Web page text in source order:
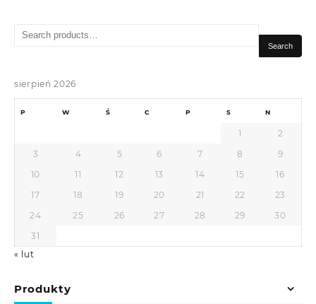
Search
Search
sierpień 2026
P W Ś C P S N
1
2
3
4 5 6 7 8
9
10
11 12 13 14 15
16
17
18 19 20 21 22
23
24
25 26 27 28 29
30
31
« lut
Produkty